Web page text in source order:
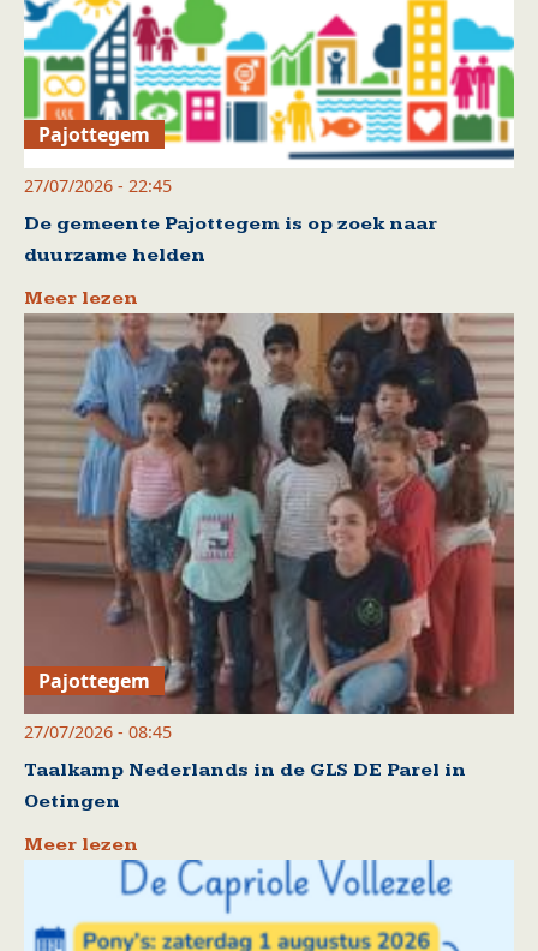
Pajottegem
27/07/2026 - 22:45
De gemeente Pajottegem is op zoek naar
duurzame helden
Meer lezen
Pajottegem
27/07/2026 - 08:45
Taalkamp Nederlands in de GLS DE Parel in
Oetingen
Meer lezen